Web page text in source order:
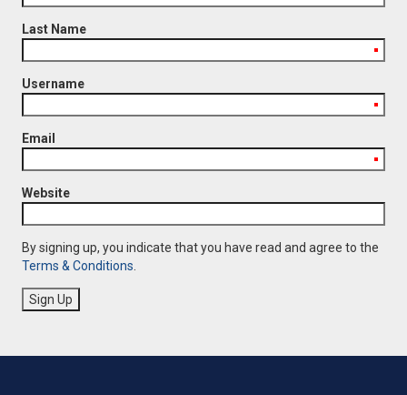
Last Name
Username
Email
Website
By signing up, you indicate that you have read and agree to the
Terms & Conditions